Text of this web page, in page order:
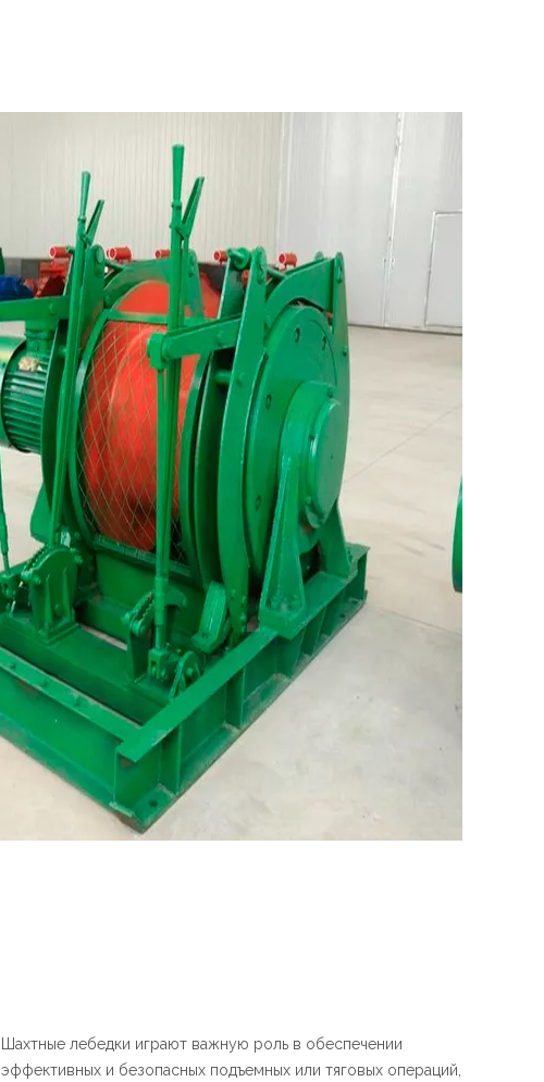
Шахтные лебедки играют важную роль в обеспечении
эффективных и безопасных подъемных или тяговых операций,